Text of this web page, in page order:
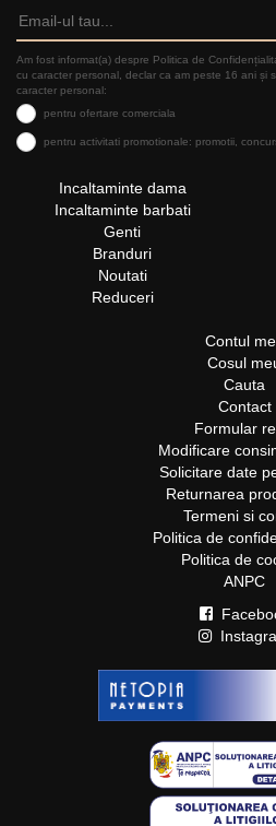
Am fost informat(a) despre Politica de
cu caracter personal, declar ca am peste 16 ani și
caracter personal:
pentru ofertare comerciala
pentru activitati promotionale: promotii,
Incaltaminte dama
Incaltaminte barbati
Genti
Branduri
Noutati
Reduceri
Contul
Cosul
Cauta
Contact
Formular
Modificare
Solicitare date
Returnarea
Termeni si
Politica de
Politica de
ANPC